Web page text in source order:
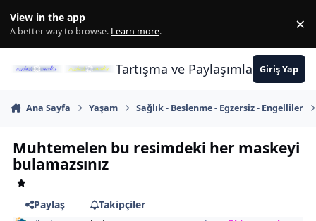
View in the app
A better way to browse. Learn more. ×
Tartışma ve PaylaşımlarınGiriş Yap
Ana Sayfa Yaşam Sağlık - Beslenme - Egzersiz - Engelliler
Muhtemelen bu resimdeki her maskeyi
bulamazsınız
Paylaş
Takipçiler